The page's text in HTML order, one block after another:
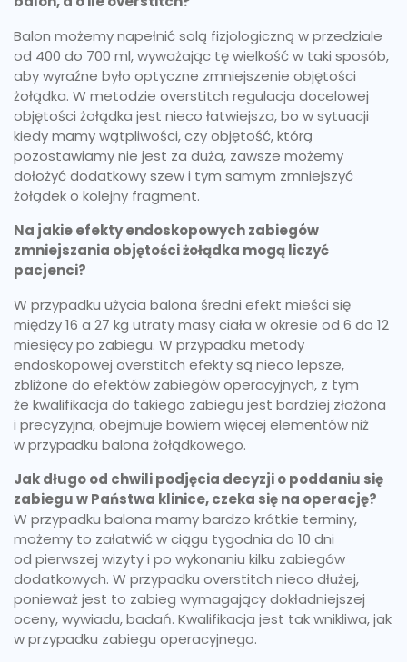
Balon możemy napełnić solą fizjologiczną w przedziale
od 400 do 700 ml, wyważając tę wielkość w taki sposób,
aby wyraźne było optyczne zmniejszenie objętości
żołądka. W metodzie overstitch regulacja docelowej
objętości żołądka jest nieco łatwiejsza, bo w sytuacji
kiedy mamy wątpliwości, czy objętość, którą
pozostawiamy nie jest za duża, zawsze możemy
dołożyć dodatkowy szew i tym samym zmniejszyć
żołądek o kolejny fragment.
Na jakie efekty endoskopowych zabiegów
zmniejszania objętości żołądka mogą liczyć
pacjenci?
W przypadku użycia balona średni efekt mieści się
między 16 a 27 kg utraty masy ciała w okresie od 6 do 12
miesięcy po zabiegu. W przypadku metody
endoskopowej overstitch efekty są nieco lepsze,
zbliżone do efektów zabiegów operacyjnych, z tym
że kwalifikacja do takiego zabiegu jest bardziej złożona
i precyzyjna, obejmuje bowiem więcej elementów niż
w przypadku balona żołądkowego.
Jak długo od chwili podjęcia decyzji o poddaniu się
zabiegu w Państwa klinice, czeka się na operację?
W przypadku balona mamy bardzo krótkie terminy,
możemy to załatwić w ciągu tygodnia do 10 dni
od pierwszej wizyty i po wykonaniu kilku zabiegów
dodatkowych. W przypadku overstitch nieco dłużej,
ponieważ jest to zabieg wymagający dokładniejszej
oceny, wywiadu, badań. Kwalifikacja jest tak wnikliwa, jak
w przypadku zabiegu operacyjnego.